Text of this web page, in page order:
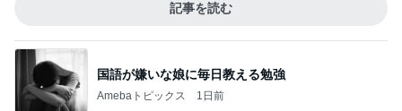
記事を読む
国語が嫌いな娘に毎日教える勉強
Amebaトピックス 1日前